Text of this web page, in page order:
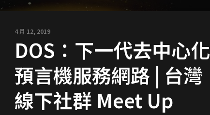
4 月 12, 2019
DOS：下一代去中心化
預言機服務網路 | 台灣
線下社群 Meet Up